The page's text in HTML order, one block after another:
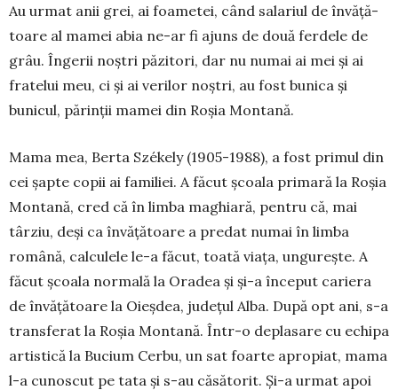
Au urmat anii grei, ai foa­metei, când salariul de învăță­
toare al mamei abia ne-ar fi ajuns de două ferdele de
grâu. Îngerii noștri păzitori, dar nu numai ai mei și ai
fratelui meu, ci și ai verilor noștri, au fost bunica și
bunicul, părinții ma­mei din Roșia Montană.
Mama mea, Berta Székely (1905-1988), a fost primul din
cei șapte copii ai familiei. A făcut școala primară la Roșia
Montană, cred că în limba ma­ghiară, pentru că, mai
târziu, deși ca învățătoare a predat numai în limba
română, calcu­lele le-a făcut, toată viața, un­gu­rește. A
făcut școala normală la Oradea și și-a început cariera
de învățătoare la Oieșdea, ju­de­țul Alba. După opt ani, s-a
transferat la Roșia Montană. Într-o deplasare cu echipa
artis­tică la Bucium Cerbu, un sat foarte apropiat, mama
l-a cunoscut pe tata și s-au căsătorit. Și-a urmat apoi